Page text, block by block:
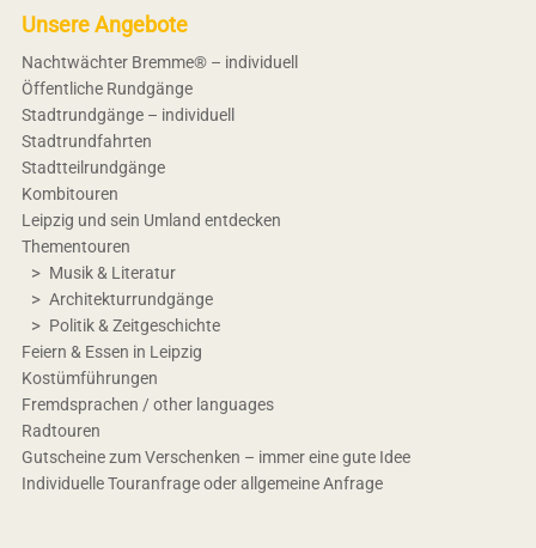
Unsere Angebote
Nachtwächter Bremme® – individuell
Öffentliche Rundgänge
Stadtrundgänge – individuell
Stadtrundfahrten
Stadtteilrundgänge
Kombitouren
Leipzig und sein Umland entdecken
Thementouren
Musik & Literatur
Architekturrundgänge
Politik & Zeitgeschichte
Feiern & Essen in Leipzig
Kostümführungen
Fremdsprachen / other languages
Radtouren
Gutscheine zum Verschenken – immer eine gute Idee
Individuelle Touranfrage oder allgemeine Anfrage